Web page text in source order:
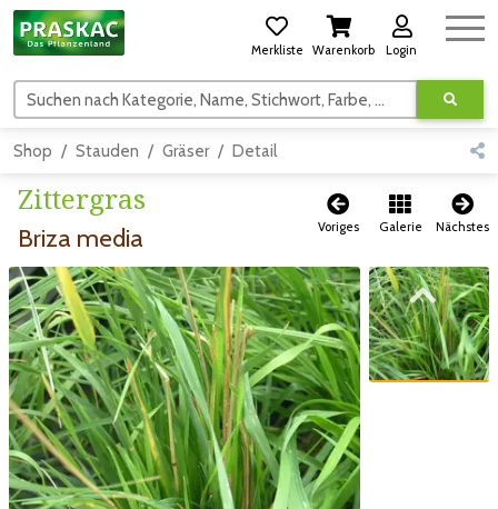
Merkliste Warenkorb Login
Suchen nach Kategorie, Name, Stichwort, Farbe, usw.
Shop Stauden Gräser Detail
Zittergras
Briza media Voriges Galerie Nächstes
Zum vorigen Bild